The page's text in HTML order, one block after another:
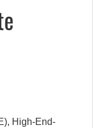
High-End-